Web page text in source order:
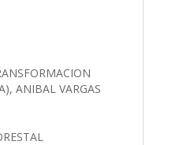
ANIBAL VARGAS